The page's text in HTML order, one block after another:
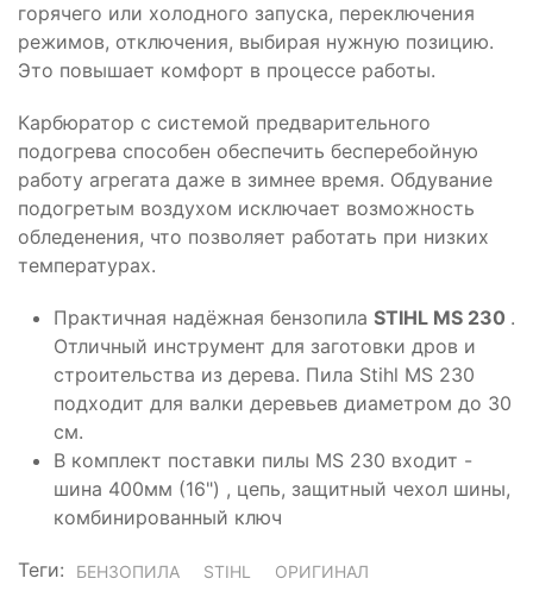
горячего или холодного запуска, переключения
режимов, отключения, выбирая нужную позицию.
Это повышает комфорт в процессе работы.
Карбюратор с системой предварительного
подогрева способен обеспечить бесперебойную
работу агрегата даже в зимнее время. Обдувание
подогретым воздухом исключает возможность
обледенения, что позволяет работать при низких
температурах.
Практичная надёжная бензопила STIHL MS 230 .
Отличный инструмент для заготовки дров и
строительства из дерева. Пила Stihl MS 230
подходит для валки деревьев диаметром до 30
см.
В комплект поставки пилы MS 230 входит -
шина 400мм (16") , цепь, защитный чехол шины,
комбинированный ключ
Теги: БЕНЗОПИЛА STIHL ОРИГИНАЛ